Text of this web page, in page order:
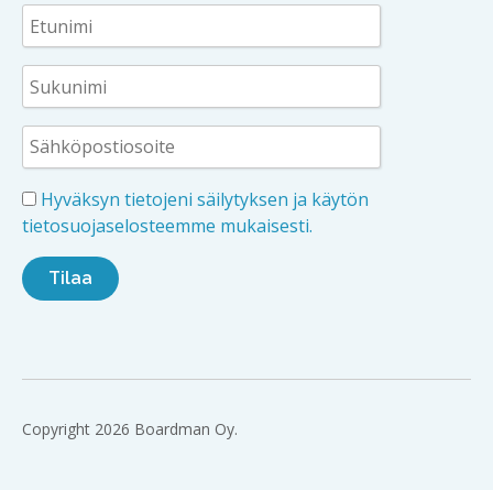
Hyväksyn tietojeni säilytyksen ja käytön
tietosuojaselosteemme mukaisesti.
Copyright 2026 Boardman Oy.